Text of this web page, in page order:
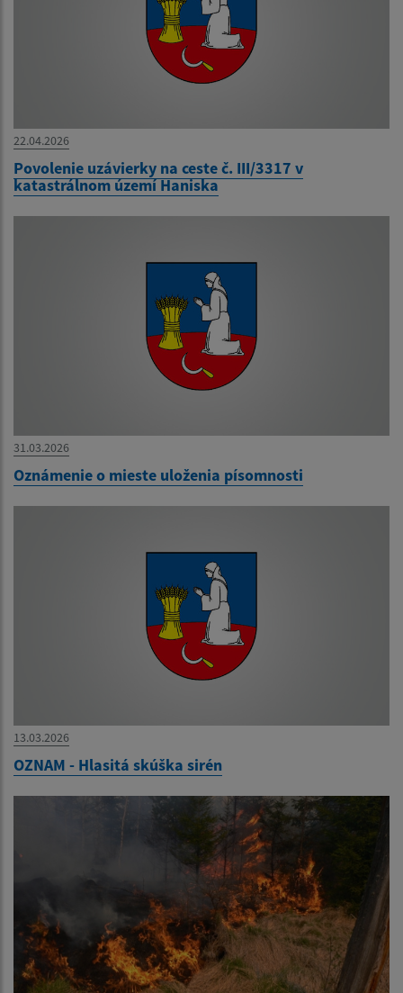
22.04.2026
Povolenie uzávierky na ceste č. III/3317 v
katastrálnom území Haniska
31.03.2026
Oznámenie o mieste uloženia písomnosti
13.03.2026
OZNAM - Hlasitá skúška sirén